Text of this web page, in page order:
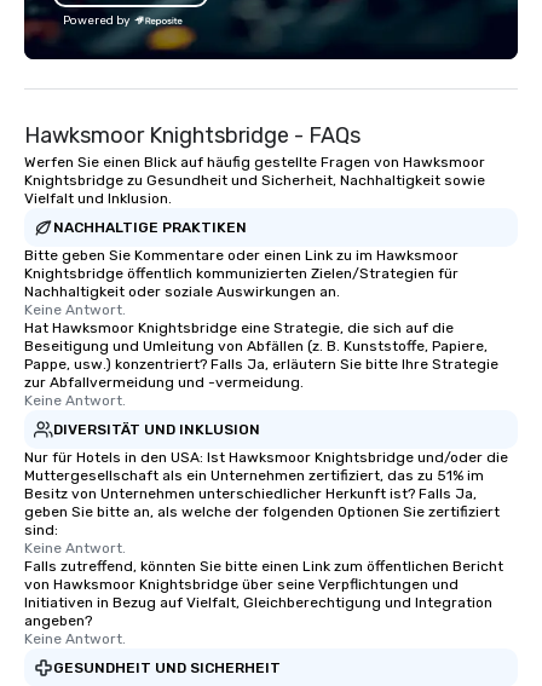
Powered by
Hawksmoor Knightsbridge - FAQs
Werfen Sie einen Blick auf häufig gestellte Fragen von Hawksmoor
Knightsbridge zu Gesundheit und Sicherheit, Nachhaltigkeit sowie
Vielfalt und Inklusion.
NACHHALTIGE PRAKTIKEN
Bitte geben Sie Kommentare oder einen Link zu im Hawksmoor
Knightsbridge öffentlich kommunizierten Zielen/Strategien für
Nachhaltigkeit oder soziale Auswirkungen an.
Keine Antwort.
Hat Hawksmoor Knightsbridge eine Strategie, die sich auf die
Beseitigung und Umleitung von Abfällen (z. B. Kunststoffe, Papiere,
Pappe, usw.) konzentriert? Falls Ja, erläutern Sie bitte Ihre Strategie
zur Abfallvermeidung und -vermeidung.
Keine Antwort.
DIVERSITÄT UND INKLUSION
Nur für Hotels in den USA: Ist Hawksmoor Knightsbridge und/oder die
Muttergesellschaft als ein Unternehmen zertifiziert, das zu 51% im
Besitz von Unternehmen unterschiedlicher Herkunft ist? Falls Ja,
geben Sie bitte an, als welche der folgenden Optionen Sie zertifiziert
sind:
Keine Antwort.
Falls zutreffend, könnten Sie bitte einen Link zum öffentlichen Bericht
von Hawksmoor Knightsbridge über seine Verpflichtungen und
Initiativen in Bezug auf Vielfalt, Gleichberechtigung und Integration
angeben?
Keine Antwort.
GESUNDHEIT UND SICHERHEIT